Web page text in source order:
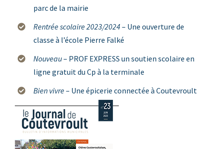
parc de la mairie
Rentrée scolaire 2023/2024– Une ouverture de
classe à l’école Pierre Falké
Nouveau– PROF EXPRESS un soutien scolaire en
ligne gratuit du Cp à la terminale
Bien vivre– Une épicerie connectée à Coutevroult